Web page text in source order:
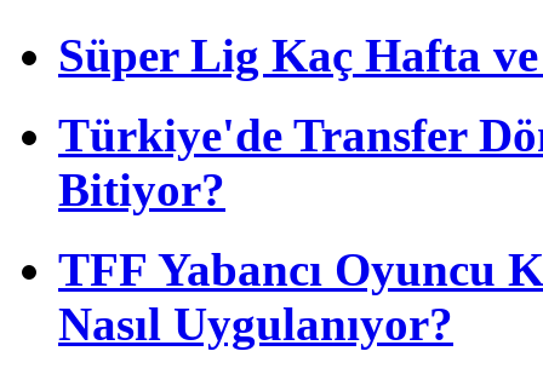
Süper Lig Kaç Hafta
Türkiye'de Transfer
Bitiyor?
TFF Yabancı Oyuncu
Nasıl Uygulanıyor?